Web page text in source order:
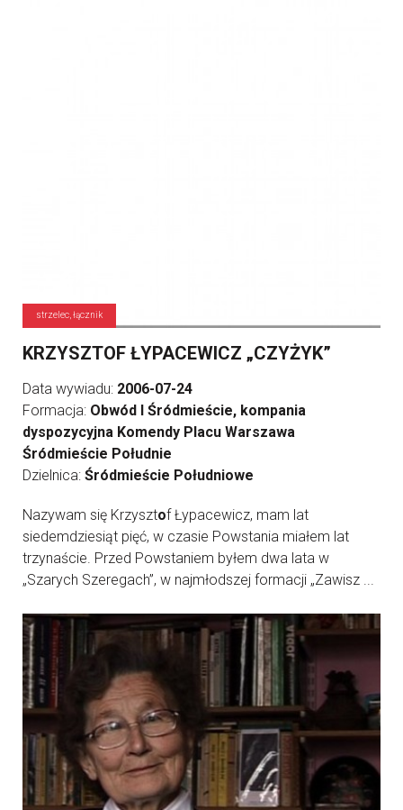
strzelec, łącznik
KRZYSZTOF ŁYPACEWICZ „CZYŻYK”
Data wywiadu: 2006-07-24
Formacja: Obwód I Śródmieście, kompania
dyspozycyjna Komendy Placu Warszawa
Śródmieście Południe
Dzielnica: Śródmieście Południowe
Nazywam się Krzysztof Łypacewicz, mam lat
siedemdziesiąt pięć, w czasie Powstania miałem lat
trzynaście. Przed Powstaniem byłem dwa lata w
„Szarych Szeregach”, w najmłodszej formacji „Zawisz ...